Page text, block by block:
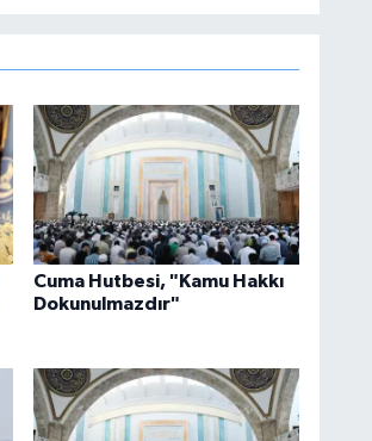
Cuma Hutbesi, "Kamu Hakkı
Dokunulmazdır"